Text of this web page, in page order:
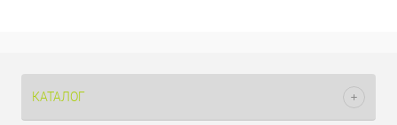
КАТАЛОГ